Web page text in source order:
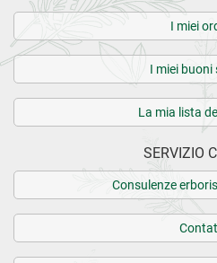
I miei
I miei buoni
La mia lista
SERVIZIO
Consulenze